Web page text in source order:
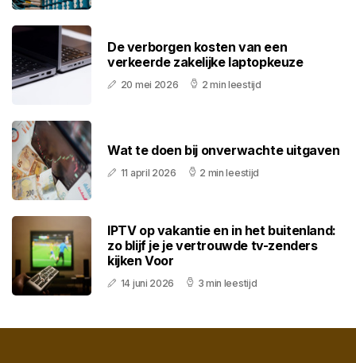
De verborgen kosten van een
verkeerde zakelijke laptopkeuze
20 mei 2026 2 min leestijd
Wat te doen bij onverwachte uitgaven
11 april 2026 2 min leestijd
IPTV op vakantie en in het buitenland:
zo blijf je je vertrouwde tv-zenders
kijken Voor
14 juni 2026 3 min leestijd